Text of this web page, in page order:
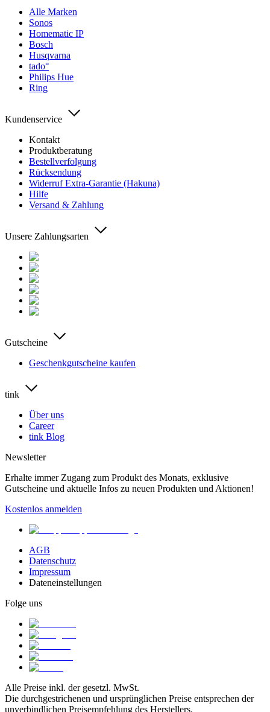
Alle Marken
Sonos
Homematic IP
Bosch
Husqvarna
tado°
Philips Hue
Ring
Kundenservice
Kontakt
Produktberatung
Bestellverfolgung
Rücksendung
Widerruf Extra-Garantie (Hakuna)
Hilfe
Versand & Zahlung
Unsere Zahlungsarten
Gutscheine
Geschenkgutscheine kaufen
tink
Über uns
Career
tink Blog
Newsletter
Erhalte immer Zugang zum Produkt des Monats, exklusive
Gutscheine und aktuelle Infos zu neuen Produkten und Aktionen!
Kostenlos anmelden
AGB
Datenschutz
Impressum
Dateneinstellungen
Folge uns
Alle Preise inkl. der gesetzl. MwSt.
Die durchgestrichenen und ursprünglichen Preise entsprechen der
unverbindlichen Preisempfehlung des Herstellers.